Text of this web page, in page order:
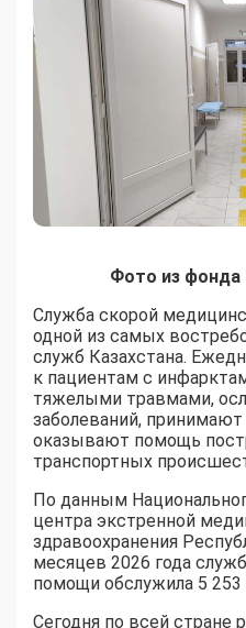
Фото из
Служба скорой
одной из самых
служб Казахстана.
к пациентам с
тяжелыми травмами,
заболеваний,
оказывают помощь
транспортных
По данным
центра экстренной
здравоохранения
месяцев 2026 года
помощи обслужила 5
Сегодня по всей стране